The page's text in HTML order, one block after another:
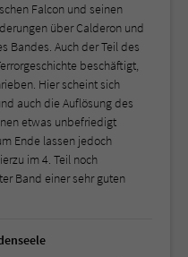
Falcon und seinen
über Calderon und
Bandes. Auch der Teil des
beschäftigt,
Hier scheint sich
auch die Auflösung des
etwas unbefriedigt
Ende lassen jedoch
im 4. Teil noch
Band einer sehr guten